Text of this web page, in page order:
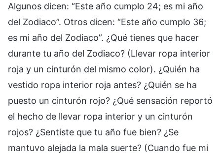
Algunos dicen: “Este año cumplo 24; es mi año
del Zodiaco”. Otros dicen: “Este año cumplo 36;
es mi año del Zodiaco”. ¿Qué tienes que hacer
durante tu año del Zodiaco? (Llevar ropa interior
roja y un cinturón del mismo color). ¿Quién ha
vestido ropa interior roja antes? ¿Quién se ha
puesto un cinturón rojo? ¿Qué sensación reportó
el hecho de llevar ropa interior y un cinturón
rojos? ¿Sentiste que tu año fue bien? ¿Se
mantuvo alejada la mala suerte? (Cuando fue mi